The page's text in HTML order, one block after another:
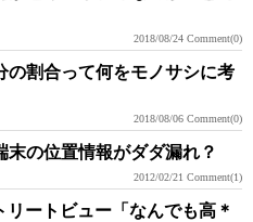
2018/08/24 Comment(0)
の割合って何をモノサシに考
2018/08/06 Comment(0)
の位置情報がダダ漏れ？
2012/02/21 Comment(1)
ートビュー「なんでも高＊